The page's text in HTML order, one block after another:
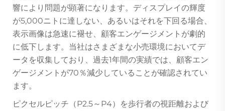
響により問題が顕著になります。ディスプレイの輝度
が5,000ニトに達しない、あるいはそれを下回る場合、
表示画像は急速に褪せ、顧客エンゲージメントが劇的
に低下します。当社はさまざまな小売環境においてデ
ータを収集しており、過去1年間の実績では、顧客エン
ゲージメントが70％減少していることが確認されてい
ます。
ピクセルピッチ（P2.5～P4）を歩行者の視距離および